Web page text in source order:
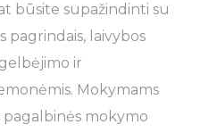
būsite supažindinti su
pagrindais, laivybos
ir
Mokymams
pagalbinės mokymo